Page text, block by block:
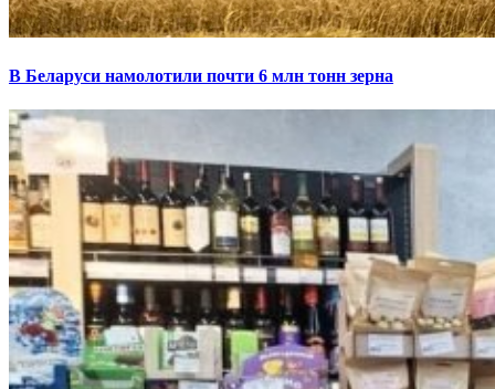
В Беларуси намолотили почти 6 млн тонн зерна